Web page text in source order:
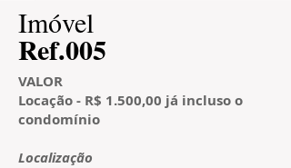
​Imóvel
​Ref.005
VALOR
Locação - R$ 1.500,00 já incluso o
condomínio
​Localização